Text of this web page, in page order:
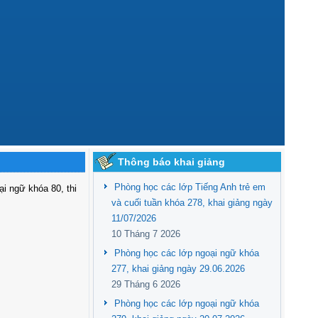
ngữ khóa 80, thi
Thông báo khai giảng
Phòng học các lớp Tiếng Anh trẻ em
và cuối tuần khóa 278, khai giảng ngày
11/07/2026
10 Tháng 7 2026
Phòng học các lớp ngoại ngữ khóa
277, khai giảng ngày 29.06.2026
29 Tháng 6 2026
Phòng học các lớp ngoại ngữ khóa